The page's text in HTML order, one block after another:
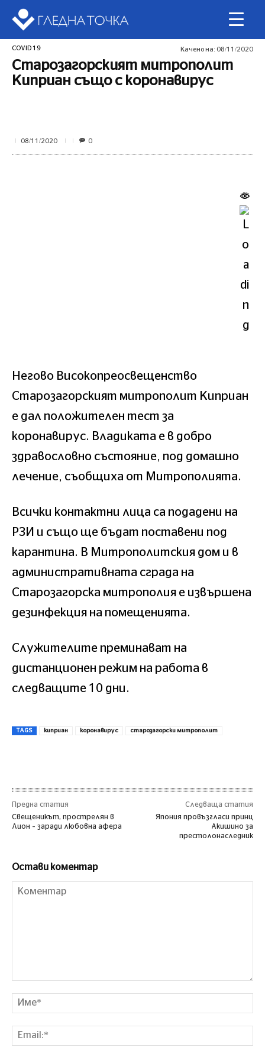
COVID 19 Качено на:08/11/2020
Старозагорският митрополит
Киприан също с коронавирус
08/11/2020 0
Негово Високопреосвещенство
Старозагорският митрополит Киприан
е дал положителен тест за
коронавирус. Владиката е в добро
здравословно състояние, под домашно
лечение, съобщиха от Митрополията.
Всички контактни лица са подадени на
РЗИ и също ще бъдат поставени под
карантина. В Митрополитския дом и в
административната сграда на
Старозагорска митрополия е извършена
дезинфекция на помещенията.
Служителите преминават на
дистанционен режим на работа в
следващите 10 дни.
TAGS киприан коронавирус старозагорски митрополит
Предна статия
Свещеникът, прострелян в
Лион – заради любовна афера
Следваща статия
Япония провъзгласи принц
Акишино за
престолонаследник
Остави коментар